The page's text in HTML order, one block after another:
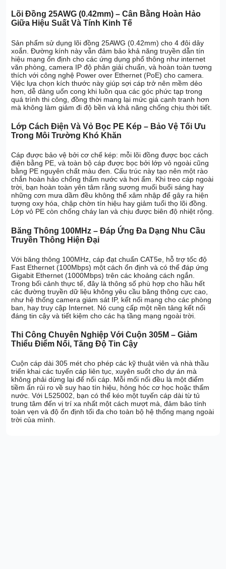
Lõi Đồng 25AWG (0.42mm) – Cân Bằng Hoàn Hảo
Giữa Hiệu Suất Và Tính Kinh Tế
Sản phẩm sử dụng lõi đồng 25AWG (0.42mm) cho 4 đôi dây
xoắn. Đường kính này vẫn đảm bảo khả năng truyền dẫn tín
hiệu mạng ổn định cho các ứng dụng phổ thông như internet
văn phòng, camera IP độ phân giải chuẩn, và hoàn toàn tương
thích với công nghệ Power over Ethernet (PoE) cho camera.
Việc lựa chọn kích thước này giúp sợi cáp trở nên mềm dẻo
hơn, dễ dàng uốn cong khi luồn qua các góc phức tạp trong
quá trình thi công, đồng thời mang lại mức giá cạnh tranh hơn
mà không làm giảm đi độ bền và khả năng chống chịu thời tiết.
Lớp Cách Điện Và Vỏ Bọc PE Kép – Bảo Vệ Tối Ưu
Trong Môi Trường Khó Khăn
Cáp được bảo vệ bởi cơ chế kép: mỗi lõi đồng được bọc cách
điện bằng PE, và toàn bộ cáp được bọc bởi lớp vỏ ngoài cũng
bằng PE nguyên chất màu đen. Cấu trúc này tạo nên một rào
chắn hoàn hảo chống thấm nước và hơi ẩm. Khi treo cáp ngoài
trời, bạn hoàn toàn yên tâm rằng sương muối buổi sáng hay
những cơn mưa dầm đều không thể xâm nhập để gây ra hiện
tượng oxy hóa, chập chờn tín hiệu hay giảm tuổi thọ lõi đồng.
Lớp vỏ PE còn chống cháy lan và chịu được biên độ nhiệt rộng.
Băng Thông 100MHz – Đáp Ứng Đa Dạng Nhu Cầu
Truyền Thông Hiện Đại
Với băng thông 100MHz, cáp đạt chuẩn CAT5e, hỗ trợ tốc độ
Fast Ethernet (100Mbps) một cách ổn định và có thể đáp ứng
Gigabit Ethernet (1000Mbps) trên các khoảng cách ngắn.
Trong bối cảnh thực tế, đây là thông số phù hợp cho hầu hết
các đường truyền dữ liệu không yêu cầu băng thông cực cao,
như hệ thống camera giám sát IP, kết nối mạng cho các phòng
ban, hay truy cập Internet. Nó cung cấp một nền tảng kết nối
đáng tin cậy và tiết kiệm cho các hạ tầng mạng ngoài trời.
Thi Công Chuyên Nghiệp Với Cuộn 305M – Giảm
Thiểu Điểm Nối, Tăng Độ Tin Cậy
Cuộn cáp dài 305 mét cho phép các kỹ thuật viên và nhà thầu
triển khai các tuyến cáp liên tục, xuyên suốt cho dự án mà
không phải dừng lại để nối cáp. Mỗi mối nối đều là một điểm
tiềm ẩn rủi ro về suy hao tín hiệu, hỏng hóc cơ học hoặc thấm
nước. Với L525002, bạn có thể kéo một tuyến cáp dài từ tủ
trung tâm đến vị trí xa nhất một cách mượt mà, đảm bảo tính
toàn vẹn và độ ổn định tối đa cho toàn bộ hệ thống mạng ngoài
trời của mình.